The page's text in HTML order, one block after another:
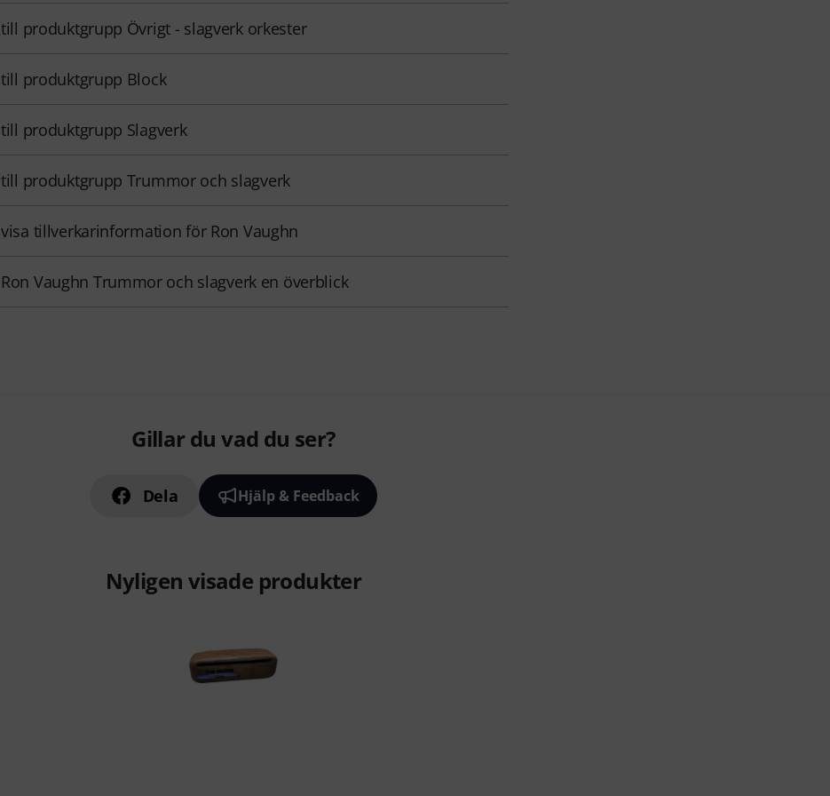
till produktgrupp Övrigt - slagverk orkester
till produktgrupp Block
till produktgrupp Slagverk
till produktgrupp Trummor och slagverk
visa tillverkarinformation för Ron Vaughn
Ron Vaughn Trummor och slagverk en överblick
Gillar du vad du ser?
Dela Hjälp & Feedback
Nyligen visade produkter